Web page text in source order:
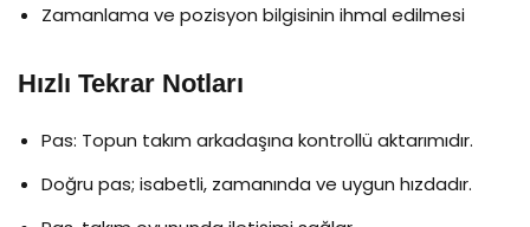
Zamanlama ve pozisyon bilgisinin ihmal edilmesi
Hızlı Tekrar Notları
Pas: Topun takım arkadaşına kontrollü aktarımıdır.
Doğru pas; isabetli, zamanında ve uygun hızdadır.